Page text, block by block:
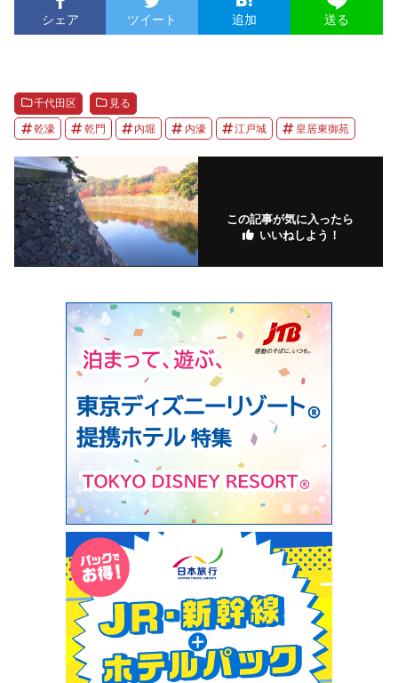
シェア ツイート 追加 送る
千代田区 見る
乾濠 乾門 内堀 内濠 江戸城 皇居東御苑
この記事が気に入ったら
いいねしよう！